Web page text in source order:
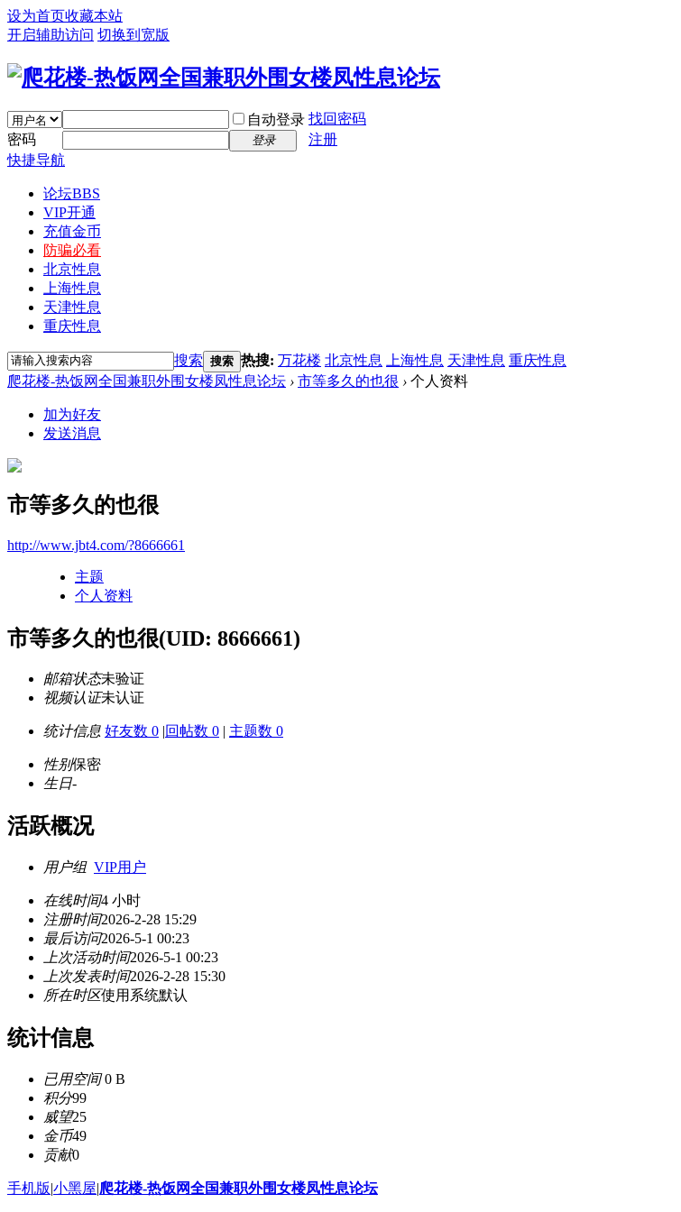
设为首页收藏本站
开启辅助访问 切换到宽版
自动登录 找回密码
密码
登录
注册
快捷导航
论坛BBS
VIP开通
充值金币
防骗必看
北京性息
上海性息
天津性息
重庆性息
搜索 搜索 热搜: 万花楼 北京性息 上海性息 天津性息 重庆性息
爬花楼-热饭网全国兼职外围女楼凤性息论坛 › 市等多久的也很 › 个人资料
加为好友
发送消息
市等多久的也很
http://www.jbt4.com/?8666661
主题
个人资料
市等多久的也很(UID: 8666661)
邮箱状态未验证
视频认证未认证
统计信息 好友数 0 |回帖数 0 | 主题数 0
性别保密
生日-
活跃概况
用户组 VIP用户
在线时间4 小时
注册时间2026-2-28 15:29
最后访问2026-5-1 00:23
上次活动时间2026-5-1 00:23
上次发表时间2026-2-28 15:30
所在时区使用系统默认
统计信息
已用空间0 B
积分99
威望25
金币49
贡献0
手机版|小黑屋|爬花楼-热饭网全国兼职外围女楼凤性息论坛